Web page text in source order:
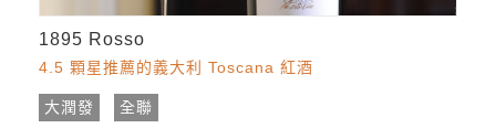
1895 Rosso
4.5 顆星推薦的義大利 Toscana 紅酒
大潤發 全聯